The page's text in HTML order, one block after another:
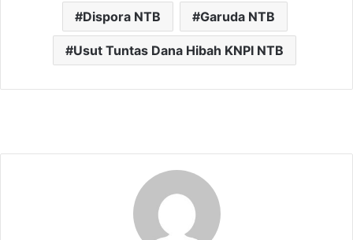
Dispora NTB Garuda NTB
Usut Tuntas Dana Hibah KNPI NTB